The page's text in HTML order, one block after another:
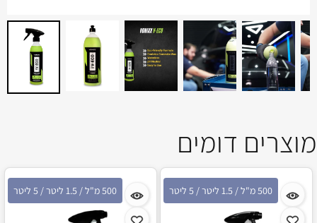
מוצרים דומים
500 מ"ל / 1.5 ליטר / 5 ליטר 500 מ"ל / 1.5 ליטר / 5 ליטר